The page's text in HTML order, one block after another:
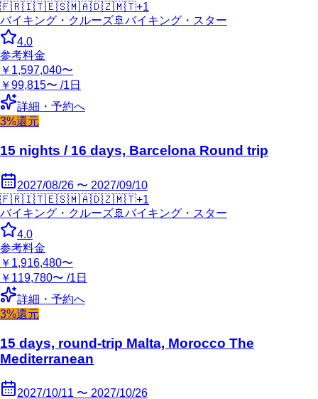
🇫🇷🇮🇹🇪🇸🇲🇦🇩🇿🇲🇹+1
バイキング・クルーズ🚢バイキング・スター
4.0
参考料金
￥1,597,040〜
￥99,815〜 /1日
詳細・予約へ
3%還元
15 nights / 16 days, Barcelona Round trip
2027/08/26 〜 2027/09/10
🇫🇷🇮🇹🇪🇸🇲🇦🇩🇿🇲🇹+1
バイキング・クルーズ🚢 バイキング・スター
4.0
参考料金
￥1,916,480〜
￥119,780〜 /1日
詳細・予約へ
3%還元
15 days, round-trip Malta, Morocco The
Mediterranean
2027/10/11 〜 2027/10/26